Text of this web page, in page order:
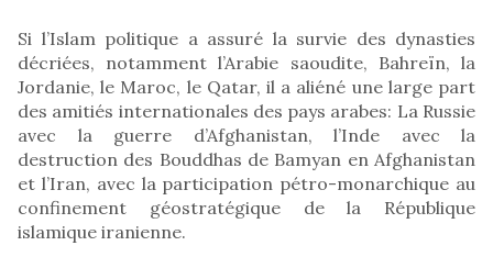
Si l’Islam politique a assuré la survie des dynasties
décriées, notamment l’Arabie saoudite, Bahreïn, la
Jordanie, le Maroc, le Qatar, il a aliéné une large part
des amitiés internationales des pays arabes: La Russie
avec la guerre d’Afghanistan, l’Inde avec la
destruction des Bouddhas de Bamyan en Afghanistan
et l’Iran, avec la participation pétro-monarchique au
confinement géostratégique de la République
islamique iranienne.